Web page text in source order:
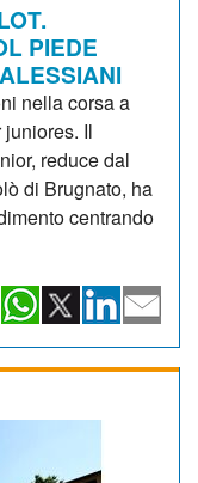
PIEDE
nella corsa a
juniores. Il
reduce dal
di Brugnato, ha
centrando